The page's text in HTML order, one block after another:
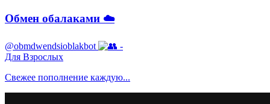
Обмен обалаками ☁️
@obmdwendsioblakbot
-
Для Взрослых
Свежее пополнение каждую...